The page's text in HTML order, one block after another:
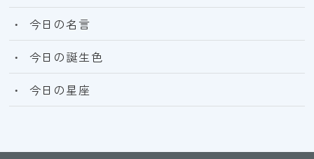
今日の名言
今日の誕生色
今日の星座